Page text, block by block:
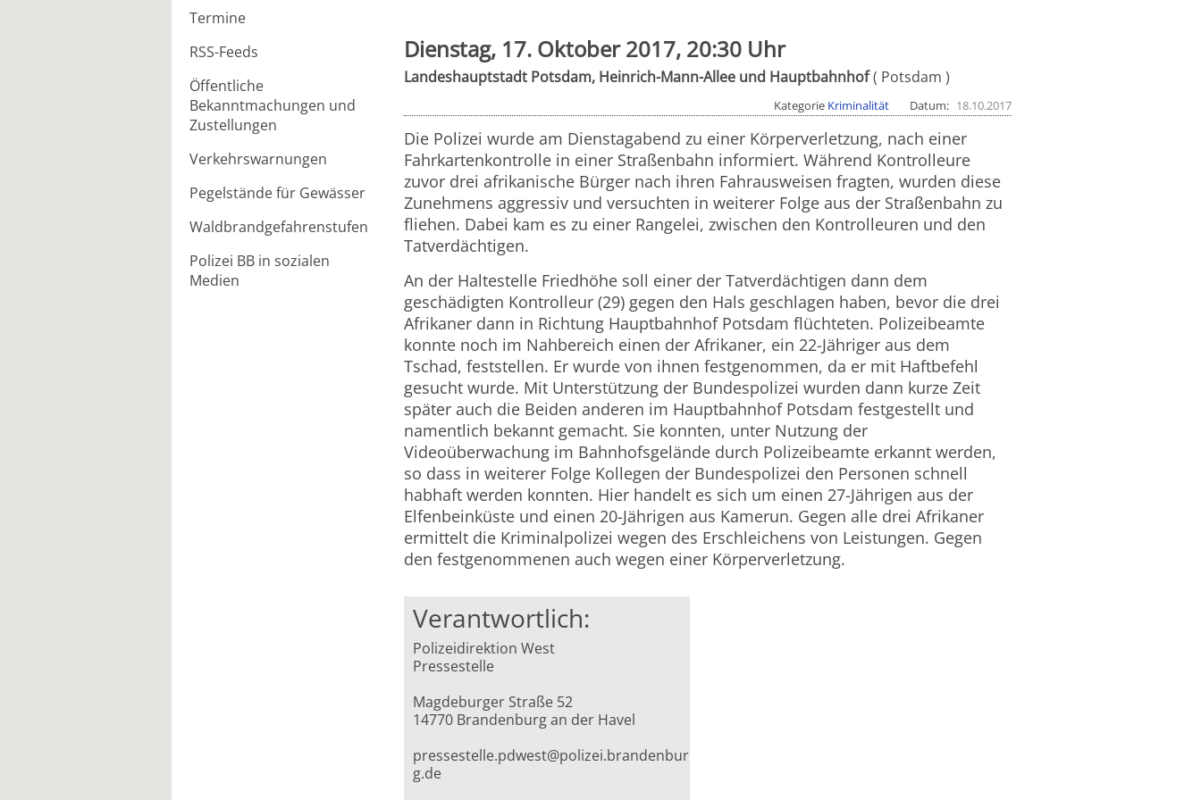
Termine
RSS-Feeds
Öffentliche
Bekanntmachungen und
Zustellungen
Verkehrswarnungen
Pegelstände für Gewässer
Waldbrandgefahrenstufen
Polizei BB in sozialen
Medien
Dienstag, 17. Oktober 2017, 20:30 Uhr
Landeshauptstadt Potsdam, Heinrich-Mann-Allee und Hauptbahnhof Potsdam
Kategorie Kriminalität Datum 18.10.2017
Die Polizei wurde am Dienstagabend zu einer Körperverletzung, nach einer
Fahrkartenkontrolle in einer Straßenbahn informiert. Während Kontrolleure
zuvor drei afrikanische Bürger nach ihren Fahrausweisen fragten, wurden diese
Zunehmens aggressiv und versuchten in weiterer Folge aus der Straßenbahn zu
fliehen. Dabei kam es zu einer Rangelei, zwischen den Kontrolleuren und den
Tatverdächtigen.
An der Haltestelle Friedhöhe soll einer der Tatverdächtigen dann dem
geschädigten Kontrolleur (29) gegen den Hals geschlagen haben, bevor die drei
Afrikaner dann in Richtung Hauptbahnhof Potsdam flüchteten. Polizeibeamte
konnte noch im Nahbereich einen der Afrikaner, ein 22-Jähriger aus dem
Tschad, feststellen. Er wurde von ihnen festgenommen, da er mit Haftbefehl
gesucht wurde. Mit Unterstützung der Bundespolizei wurden dann kurze Zeit
später auch die Beiden anderen im Hauptbahnhof Potsdam festgestellt und
namentlich bekannt gemacht. Sie konnten, unter Nutzung der
Videoüberwachung im Bahnhofsgelände durch Polizeibeamte erkannt werden,
so dass in weiterer Folge Kollegen der Bundespolizei den Personen schnell
habhaft werden konnten. Hier handelt es sich um einen 27-Jährigen aus der
Elfenbeinküste und einen 20-Jährigen aus Kamerun. Gegen alle drei Afrikaner
ermittelt die Kriminalpolizei wegen des Erschleichens von Leistungen. Gegen
den festgenommenen auch wegen einer Körperverletzung.
Verantwortlich:
Polizeidirektion West
Pressestelle
Magdeburger Straße 52
14770 Brandenburg an der Havel
pressestelle.pdwest@polizei.brandenbur
g.de